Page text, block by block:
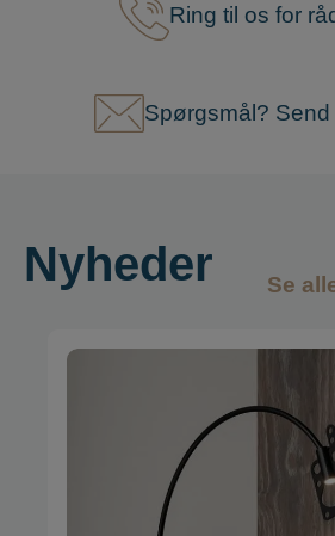
Ring til os for
Spørgsmål? Send
Nyheder Se